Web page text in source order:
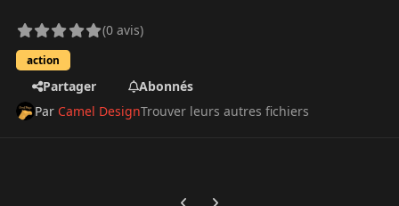
(0 avis)
action
Partager
Abonnés
Par Camel DesignTrouver leurs autres fichiers
Previous carousel slide
Next carousel slide